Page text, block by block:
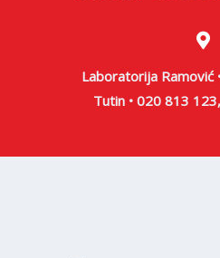
Laboratorija Ramović
Tutin • 020 813